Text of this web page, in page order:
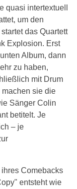
quasi intertextuell
um den
das Quartett
Explosion. Erst
Album, dann
zu haben,
mit Drum
sie die
Sänger Colin
betitelt. Je
– je
Comebacks
entsteht wie